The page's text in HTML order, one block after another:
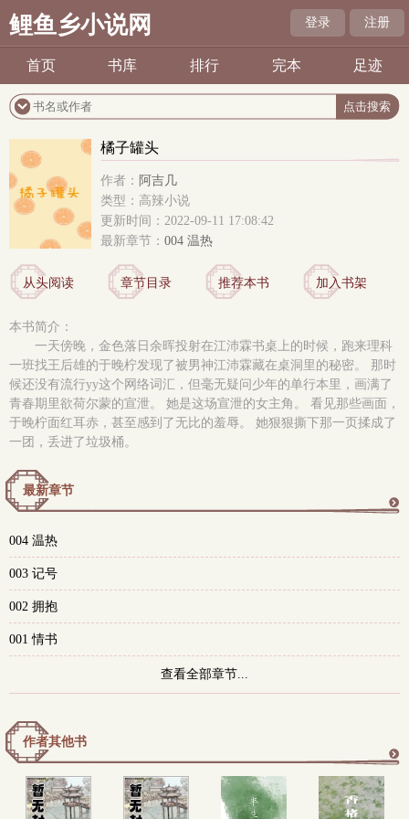
鲤鱼乡小说网 登录 注册
首页 书库 排行 完本 足迹
橘子罐头
作者： 阿吉几
类型：高辣小说
更新时间：2022-09-11 17:08:42
最新章节： 004 温热
从头阅读 章节目录 推荐本书 加入书架
本书简介：
一天傍晚，金色落日余晖投射在江沛霖书桌上的时候，跑来理科
一班找王后雄的于晚柠发现了被男神江沛霖藏在桌洞里的秘密。 那时
候还没有流行yy这个网络词汇，但毫无疑问少年的单行本里，画满了
青春期里欲荷尔蒙的宣泄。 她是这场宣泄的女主角。 看见那些画面，
于晚柠面红耳赤，甚至感到了无比的羞辱。 她狠狠撕下那一页揉成了
一团，丢进了垃圾桶。
最新章节
004 温热
003 记号
002 拥抱
001 情书
查看全部章节...
作者其他书